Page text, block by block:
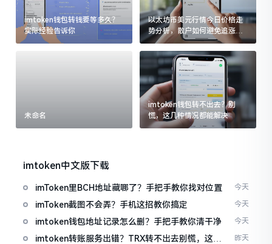
imtoken钱包转钱要等多久？
实际经验告诉你
以太坊币美元行情今日价格走
势分析，散户如何避免追涨杀
跌被套牢
未命名
imtoken钱包转不出去？别
慌，这几种情况都能解决
imtoken中文版下载
imToken里BCH地址藏哪了？手把手教你找对位置 今天
imToken截图不会弄？手机这招教你搞定 今天
imtoken钱包地址记录怎么删？手把手教你清干净 今天
imtoken转账服务出错？TRX转不出去别慌，这几
昨天